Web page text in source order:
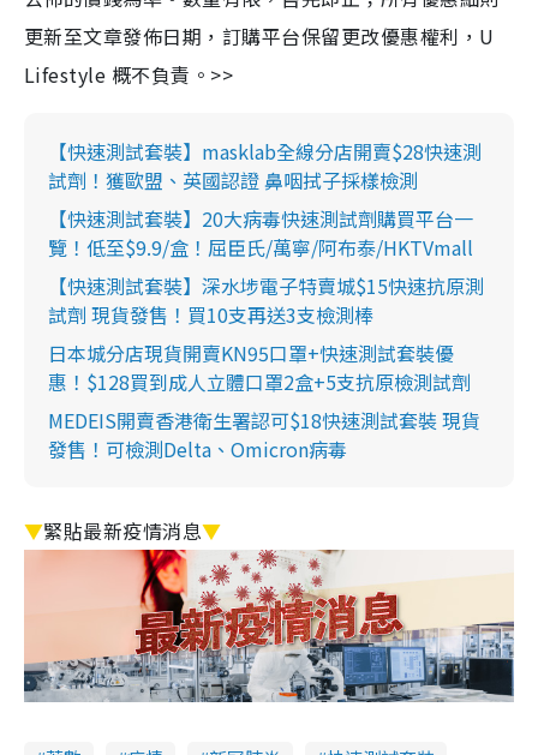
更新至文章發佈日期，訂購平台保留更改優惠權利，U
Lifestyle 概不負責。>>
【快速測試套裝】masklab全線分店開賣$28快速測
試劑！獲歐盟、英國認證 鼻咽拭子採樣檢測
【快速測試套裝】20大病毒快速測試劑購買平台一
覽！低至$9.9/盒！屈臣氏/萬寧/阿布泰/HKTVmall
【快速測試套裝】深水埗電子特賣城$15快速抗原測
試劑 現貨發售！買10支再送3支檢測棒
日本城分店現貨開賣KN95口罩+快速測試套裝優
惠！$128買到成人立體口罩2盒+5支抗原檢測試劑
MEDEIS開賣香港衛生署認可$18快速測試套裝 現貨
發售！可檢測Delta、Omicron病毒
▼緊貼最新疫情消息▼